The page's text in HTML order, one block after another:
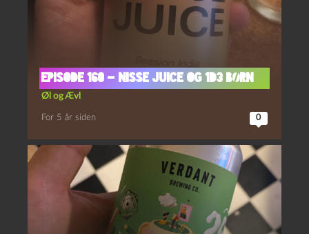
Episode 160 – Nisse Juice og 1d3 børn
Øl og Ævl
For 5 år siden 0